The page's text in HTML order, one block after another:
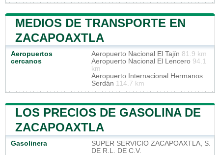
MEDIOS DE TRANSPORTE EN
ZACAPOAXTLA
Aeropuertos
cercanos
Aeropuerto Nacional El Tajín 81.9 km
Aeropuerto Nacional El Lencero 94.1
km
Aeropuerto Internacional Hermanos
Serdán 114.7 km
LOS PRECIOS DE GASOLINA DE
ZACAPOAXTLA
Gasolinera
SUPER SERVICIO ZACAPOAXTLA, S.
DE R.L. DE C.V.